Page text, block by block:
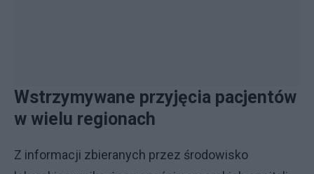
Wstrzymywane przyjęcia pacjentów
w wielu regionach
Z informacji zbieranych przez środowisko